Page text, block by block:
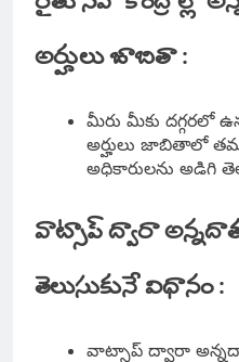
అర్హులు జాబితా :
మీరు మీకు దగ్గరలో
అర్హులు జాబితాలో
అధికారులను అడిగి
వాట్సాప్ ద్వారా
తెలుసుకునే విధానం :
వాట్సాప్ ద్వారా